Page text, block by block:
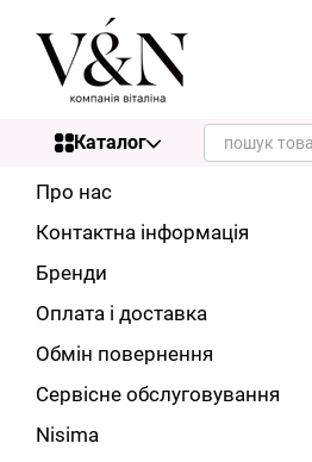
Перейти до основного контенту
Каталог
Про нас
Контактна інформація
Бренди
Оплата і доставка
Обмін повернення
Сервісне обслуговування
Nisima